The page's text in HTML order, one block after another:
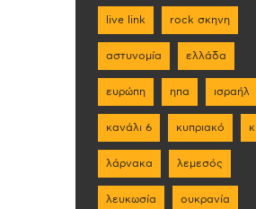
live link rock σκηνη
αστυνομία ελλάδα
ευρώπη ηπα ισραήλ
κανάλι 6 κυπριακό
λάρνακα λεμεσός
λευκωσία ουκρανία